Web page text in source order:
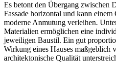
Es betont den Übergang zwischen
Fassade horizontal und kann einem
moderne Anmutung verleihen.
Materialien ermöglichen eine
jeweiligen Baustil. Ein gut
Wirkung eines Hauses maßgeblich
architektonische Qualität